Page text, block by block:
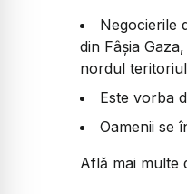
Negocierile
din Fâșia
nordul
Este vorba
Oamenii se
Află mai multe